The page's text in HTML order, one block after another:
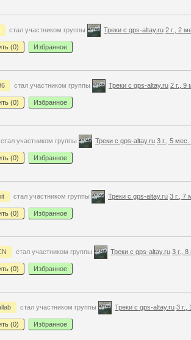
стал участником группы Треки с gps-altay.ru 2 г., 2
(0) Избранное
стал участником группы Треки с gps-altay.ru 2 г., 9
(0) Избранное
стал участником группы Треки с gps-altay.ru 3 г., 5 мес.
(0) Избранное
стал участником группы Треки с gps-altay.ru 3 г., 7
(0) Избранное
стал участником группы Треки с gps-altay.ru 3 г.,
(0) Избранное
стал участником группы Треки с gps-altay.ru 3 г.,
(0) Избранное